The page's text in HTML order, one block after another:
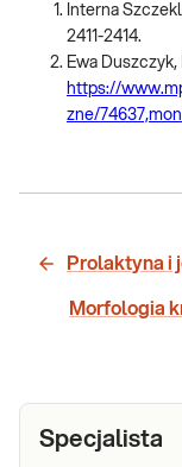
Interna
2411-2414.
Ewa
https://
zne/
Prolaktyna i
Morfologia
Specjalista